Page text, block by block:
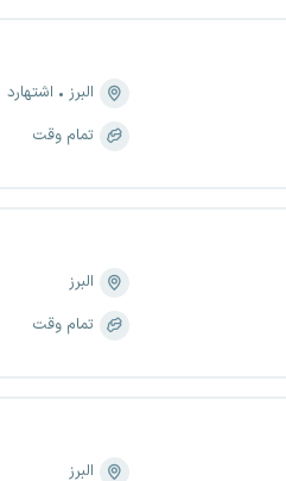
البرز
اشتهارد
تمام وقت
البرز
تمام وقت
البرز